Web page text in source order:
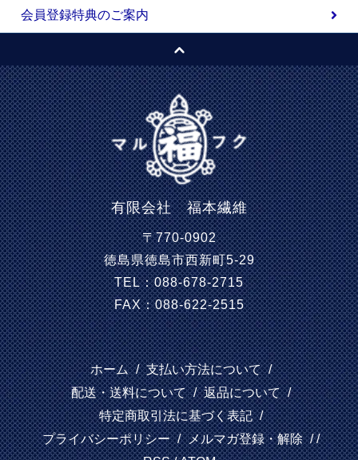
会員登録特典のご案内
有限会社 福本繊維
〒770-0902
徳島県徳島市西新町5-29
TEL：088-678-2715
FAX：088-622-2515
ホーム / 支払い方法について /
配送・送料について / 返品について /
特定商取引法に基づく表記 /
プライバシーポリシー / メルマガ登録・解除 / /